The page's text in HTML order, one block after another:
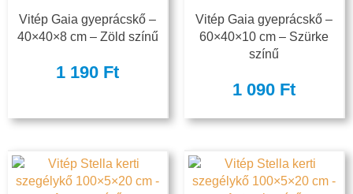
Vitép Gaia gyeprácskő –
40×40×8 cm – Zöld színű
1 190 Ft
Vitép Gaia gyeprácskő –
60×40×10 cm – Szürke
színű
1 090 Ft